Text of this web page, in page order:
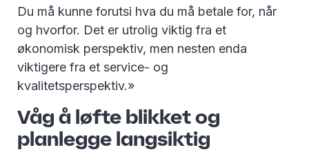
Du må kunne forutsi hva du må betale for, når
og hvorfor. Det er utrolig viktig fra et
økonomisk perspektiv, men nesten enda
viktigere fra et service- og
kvalitetsperspektiv.»
Våg å løfte blikket og
planlegge langsiktig